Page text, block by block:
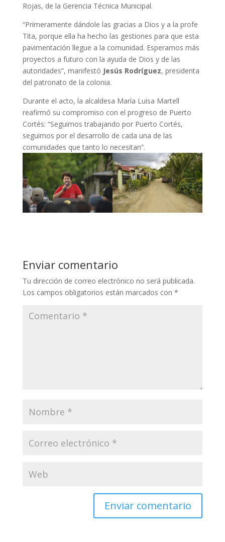
Rojas, de la Gerencia Técnica Municipal.
“Primeramente dándole las gracias a Dios y a la profe
Tita, porque ella ha hecho las gestiones para que esta
pavimentación llegue a la comunidad. Esperamos más
proyectos a futuro con la ayuda de Dios y de las
autoridades”, manifestó Jesús Rodríguez, presidenta
del patronato de la colonia.
Durante el acto, la alcaldesa María Luisa Martell
reafirmó su compromiso con el progreso de Puerto
Cortés: “Seguimos trabajando por Puerto Cortés,
seguimos por el desarrollo de cada una de las
comunidades que tanto lo necesitan”.
Enviar comentario
Tu dirección de correo electrónico no será publicada.
Los campos obligatorios están marcados con *